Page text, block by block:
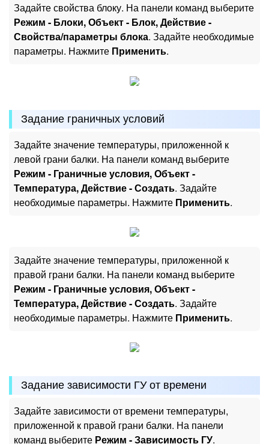
Задайте свойства блоку. На панели команд выберите
Режим - Блоки, Объект - Блок, Действие -
Свойства/параметры блока. Задайте необходимые
параметры. Нажмите Применить.
Задание граничных условий
Задайте значение температуры, приложенной к
левой грани балки. На панели команд выберите
Режим - Граничные условия, Объект -
Температура, Действие - Создать. Задайте
необходимые параметры. Нажмите Применить.
Задайте значение температуры, приложенной к
правой грани балки. На панели команд выберите
Режим - Граничные условия, Объект -
Температура, Действие - Создать. Задайте
необходимые параметры. Нажмите Применить.
Задание зависимости ГУ от времени
Задайте зависимости от времени температуры,
приложенной к правой грани балки. На панели
команд выберите Режим - Зависимость ГУ.